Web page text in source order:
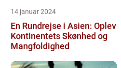
14 januar 2024
En Rundrejse i Asien: Oplev
Kontinentets Skønhed og
Mangfoldighed